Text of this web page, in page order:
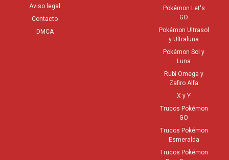
Aviso legal
Contacto
DMCA
Pokémon Let's
GO
Pokémon Ultrasol
y Ultraluna
Pokémon Sol y
Luna
Rubí Omega y
Zafiro Alfa
X y Y
Trucos Pokémon
GO
Trucos Pokémon
Esmeralda
Trucos Pokémon